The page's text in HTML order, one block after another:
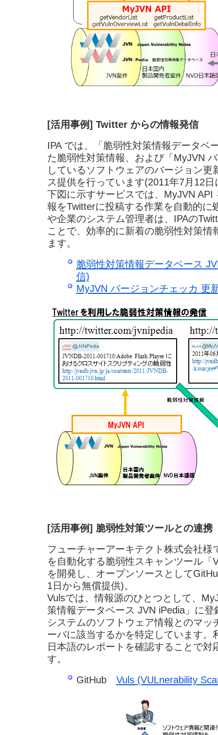
[活用事例] Twitter からの情報発信
IPA では、「脆弱性対策情報データベ
た脆弱性対策情報、および「MyJVN
しているソフトウェアのバージョン
ス提供を行っています(2011年7月12
下図に示すサービスでは、MyJVN API
報をTwitterに投稿する作業を自動的に
や企業のシステム管理者は、IPAの
ことで、効率的に新着の脆弱性対策
ます。
脆弱性対策情報データベース
信)
MyJVN バージョンチェッカ 更
[活用事例] 脆弱性対策ツールとの連携
フューチャーアーキテクト株式会社
を自動化する脆弱性スキャンツール「
を開発し、オープンソースとして
1日から無償提供)。
Vulsでは、情報源のひとつとして、
策情報データベース JVN iPedia」に
システムのソフトウェア情報とのマ
ーバに該当するかを特定しています。
日本語のレポートを確認することで
す。
GitHub Vuls (VULnerability